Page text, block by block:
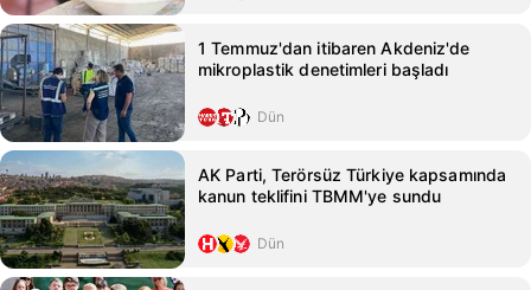
1 Temmuz'dan itibaren Akdeniz'de
mikroplastik denetimleri başladı
Dün
AK Parti, Terörsüz Türkiye kapsamında
kanun teklifini TBMM'ye sundu
Dün